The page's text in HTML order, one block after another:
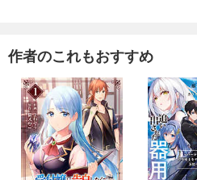
作者のこれもおすすめ